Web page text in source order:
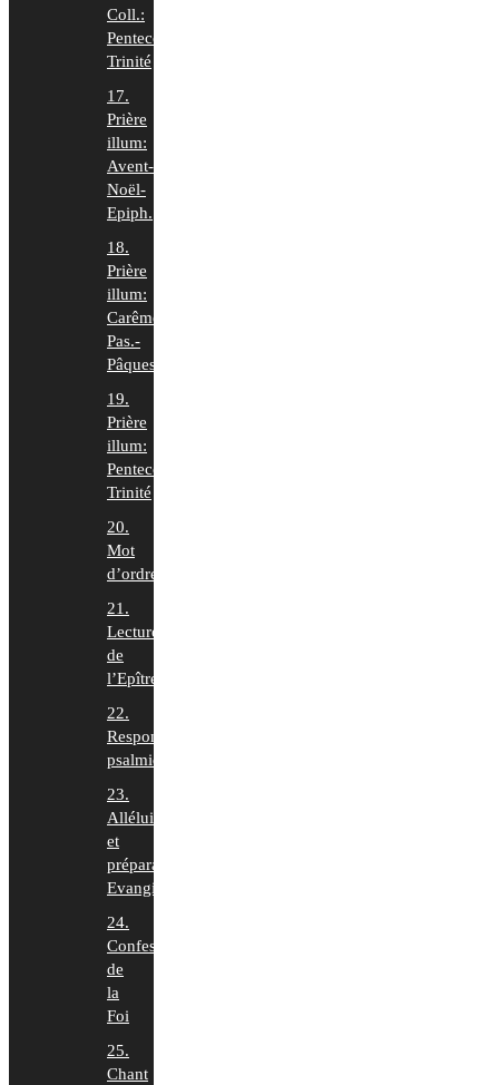
Coll.:
Pentecôte-
Trinité
17.
Prière
illum:
Avent-
Noël-
Epiph.
18.
Prière
illum:
Carême-
Pas.-
Pâques
19.
Prière
illum:
Pentecôte-
Trinité
20.
Mot
d’ordre
21.
Lecture
de
l’Epître
22.
Responsoriums
psalmiques
23.
Alléluia
et
préparation
Evangile
24.
Confession
de
la
Foi
25.
Chant